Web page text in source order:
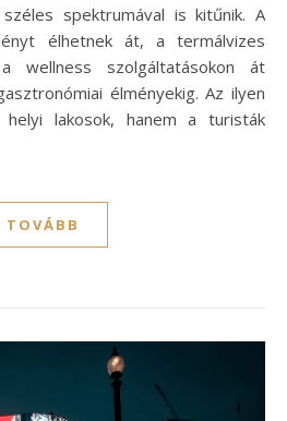
spektrumával is kitűnik. A
élhetnek át, a termálvizes
wellness szolgáltatásokon át
élményekig. Az ilyen
lakosok, hanem a turisták
TOVÁBB